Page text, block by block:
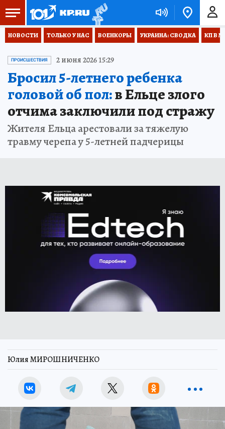
НОВОСТИ ТОЛЬКО У НАС ВОЕНКОРЫ УКРАИНА: СВОДКА КП В
ПРОИСШЕСТВИЯ 2 июня 2026 15:29
Бросил 5-летнего ребенка
головой об пол:в Ельце злого
отчима заключили под стражу
Жителя Ельца арестовали за тяжелую
травму черепа у 5-летней падчерицы
Юлия МИРОШНИЧЕНКО